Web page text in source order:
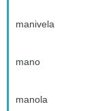
manivela
mano
manola